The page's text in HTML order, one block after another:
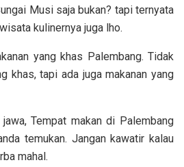
Musi saja bukan? tapi ternyata
kulinernya juga lho.
yang khas Palembang. Tidak
khas, tapi ada juga makanan yang
Tempat makan di Palembang
temukan. Jangan kawatir kalau
mahal.